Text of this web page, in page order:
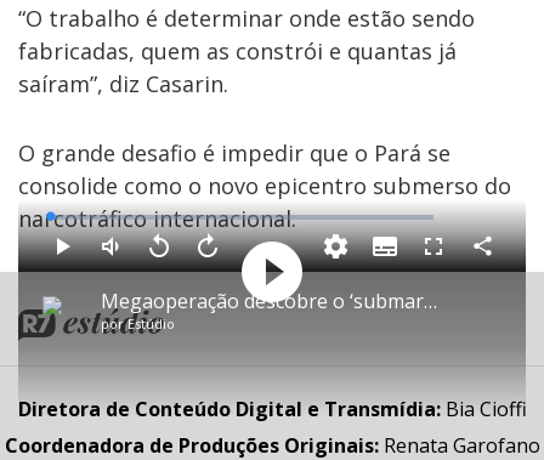
“O trabalho é determinar onde estão sendo
fabricadas, quem as constrói e quantas já
saíram”, diz Casarin.
O grande desafio é impedir que o Pará se
consolide como o novo epicentro submerso do
narcotráfico internacional.
Play
Video
Megaoperação descobre o ‘submarino do tráfico’ na Ilha de Marajó, no Pará
porEstúdio
Play Voltar
Avançar
Mudo
Loaded:
1.06%
Subtitles
Fullscreen
Diretora de Conteúdo Digital e Transmídia: Bia Cioffi
Coordenadora de Produções Originais: Renata Garofano